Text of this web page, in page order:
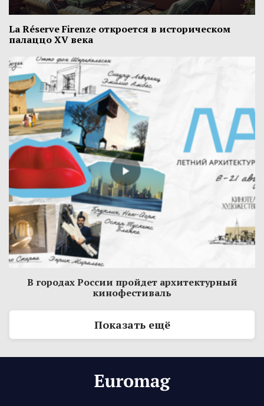
La Réserve Firenze откроется в историческом
палаццо XV века
В городах России пройдет архитектурный
кинофестиваль
Показать ещё